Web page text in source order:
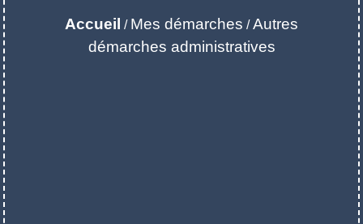
Accueil / Mes démarches /Autres
démarches administratives